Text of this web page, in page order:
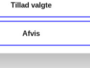
Tillad valgte
Afvis
fordelt på udgivelser